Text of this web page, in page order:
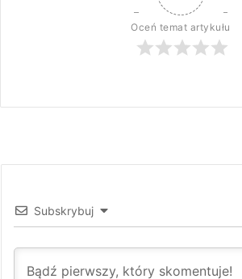
Oceń temat artykułu
Subskrybuj